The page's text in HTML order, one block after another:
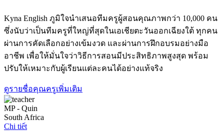
Kyna English ภูมิใจนำเสนอทีมครูผู้สอนคุณภาพกว่า 10,000 คน
ซึ่งนับว่าเป็นทีมครูที่ใหญ่ที่สุดในเอเชียตะวันออกเฉียงใต้ ทุกคน
ผ่านการคัดเลือกอย่างเข้มงวด และผ่านการฝึกอบรมอย่างมือ
อาชีพ เพื่อให้มั่นใจว่าวิธีการสอนมีประสิทธิภาพสูงสุด พร้อม
ปรับให้เหมาะกับผู้เรียนแต่ละคนได้อย่างแท้จริง
ดูรายชื่อคุณครูเพิ่มเติม
MP - Quin
South Africa
Chi tiết